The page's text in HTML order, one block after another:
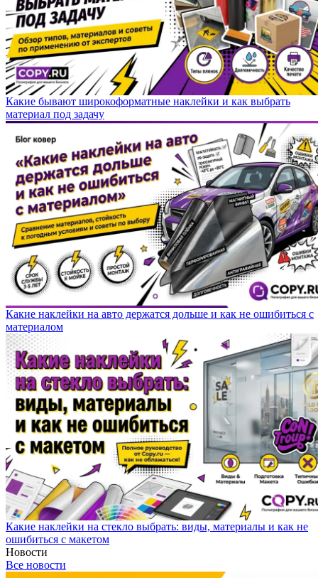
Какие бывают широкоформатные наклейки и как выбрать
материал под задачу
Какие наклейки на авто держатся дольше и как не ошибиться с
материалом
Какие наклейки на стекло выбрать: виды, материалы и как не
ошибиться с макетом
Новости
Все новости